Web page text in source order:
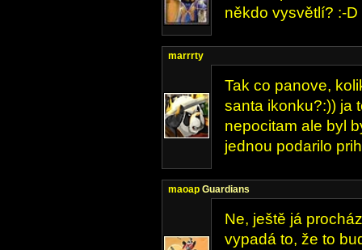
někdo vysvětlí? :-D
marrrty
Tak co panove,
santa ikonku?:)) ja
nepocitam ale byl
jednou podarilo
maoap Guardians
Ne, ještě já
vypadá to, že to